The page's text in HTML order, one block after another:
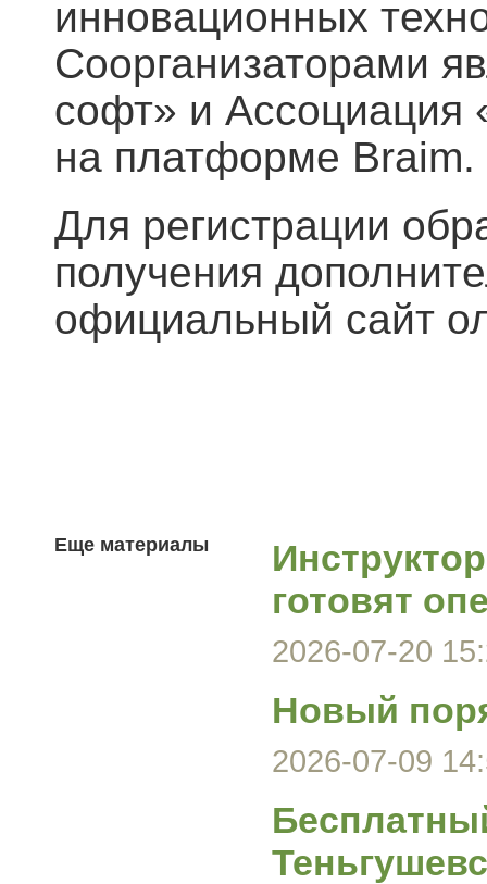
инновационных
Соорганизаторами
софт» и
на платформе Braim.
Для регистрации
получения
официальный сайт
Еще материалы
готовят
2026-07-20
Новый
2026-07-09